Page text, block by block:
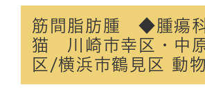
筋間脂肪腫 ◆腫瘍
猫 川崎市幸区・中
区/横浜市鶴見区 動